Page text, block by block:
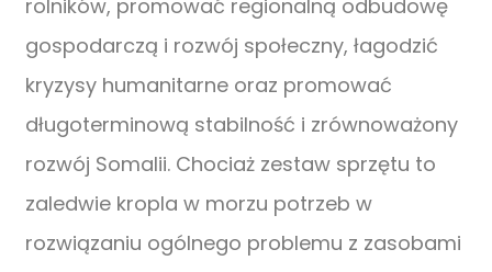
rolników, promować regionalną odbudowę
gospodarczą i rozwój społeczny, łagodzić
kryzysy humanitarne oraz promować
długoterminową stabilność i zrównoważony
rozwój Somalii. Chociaż zestaw sprzętu to
zaledwie kropla w morzu potrzeb w
rozwiązaniu ogólnego problemu z zasobami